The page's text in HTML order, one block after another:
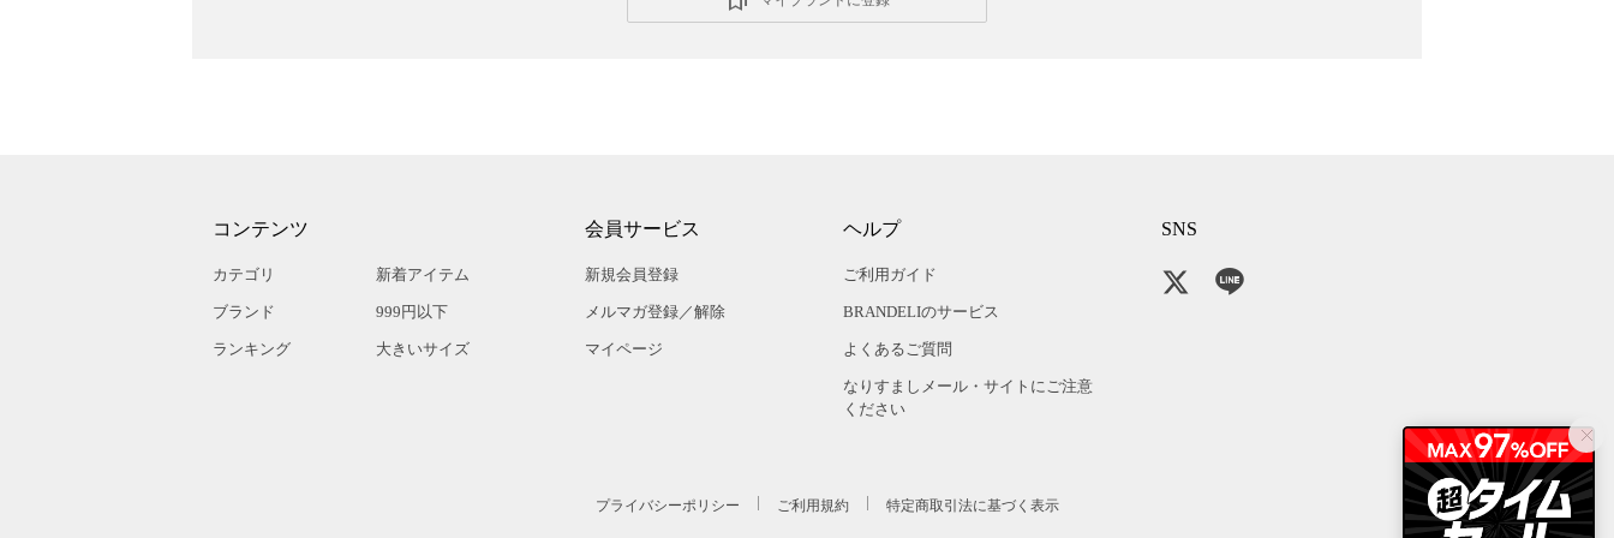
コンテンツ
カテゴリ
ブランド
ランキング
新着アイテム
999円以下
大きいサイズ
会員サービス
新規会員登録
メルマガ登録／解除
マイページ
ヘルプ
ご利用ガイド
BRANDELIのサービス
よくあるご質問
なりすましメール・サイトにご注意
ください
SNS
プライバシーポリシー ご利用規約 特定商取引法に基づく表示